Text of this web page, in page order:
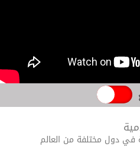
في دول مختلفة من العالم